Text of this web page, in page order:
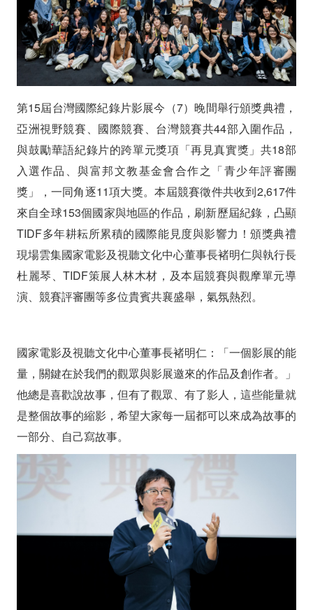
頒
予
李
坡
連
《直
到
蘭
花
盛
開
國
際
競
賽
首
獎
由
第15屆台灣國際紀錄片影展今（7）晚間舉行頒獎典禮，
亞洲視野競賽、國際競賽、台灣競賽共44部入圍作品，
與鼓勵華語紀錄片的跨單元獎項「再見真實獎」共18部
入選作品、與富邦文教基金會合作之「青少年評審團
獎」，一同角逐11項大獎。本屆競賽徵件共收到2,617件
來自全球153個國家與地區的作品，刷新歷屆紀錄，凸顯
TIDF多年耕耘所累積的國際能見度與影響力！頒獎典禮
現場雲集國家電影及視聽文化中心董事長褚明仁與執行長
杜麗琴、TIDF策展人林木材，及本屆競賽與觀摩單元導
演、競賽評審團等多位貴賓共襄盛舉，氣氛熱烈。
國家電影及視聽文化中心董事長褚明仁：「一個影展的能
量，關鍵在於我們的觀眾與影展邀來的作品及創作者。」
他總是喜歡說故事，但有了觀眾、有了影人，這些能量就
是整個故事的縮影，希望大家每一屆都可以來成為故事的
一部分、自己寫故事。